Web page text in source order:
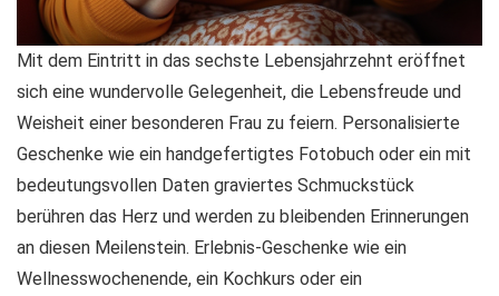
Mit dem Eintritt in das sechste Lebensjahrzehnt eröffnet
sich eine wundervolle Gelegenheit, die Lebensfreude und
Weisheit einer besonderen Frau zu feiern. Personalisierte
Geschenke wie ein handgefertigtes Fotobuch oder ein mit
bedeutungsvollen Daten graviertes Schmuckstück
berühren das Herz und werden zu bleibenden Erinnerungen
an diesen Meilenstein. Erlebnis-Geschenke wie ein
Wellnesswochenende, ein Kochkurs oder ein